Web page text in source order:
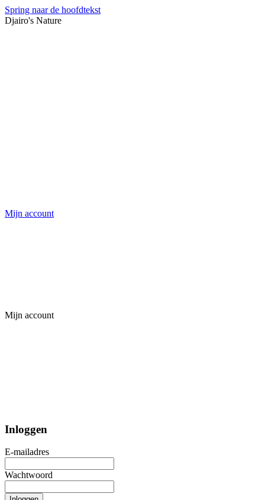
Spring naar de hoofdtekst
Djairo's Nature
Mijn account
Mijn account
Inloggen
E-mailadres
Wachtwoord